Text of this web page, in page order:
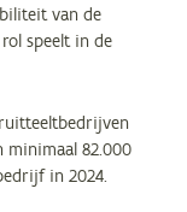
van de
speelt in de
minimaal 82.000
in 2024.